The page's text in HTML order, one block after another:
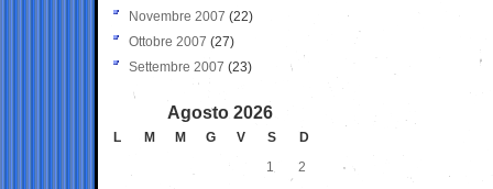
Novembre 2007 (22)
Ottobre 2007 (27)
Settembre 2007 (23)
Agosto 2026
L M M G V S
D
1
2